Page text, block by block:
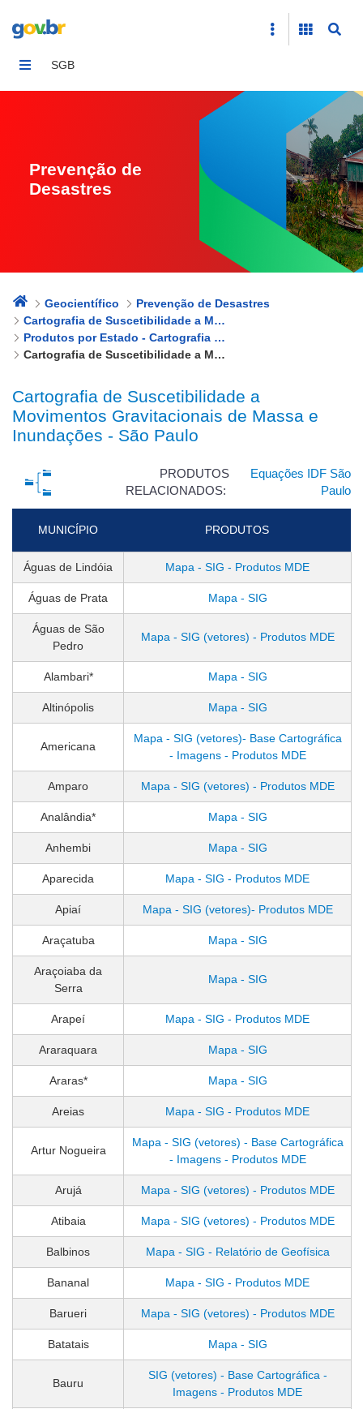
SGB
Prevenção de
Desastres
Geocientífico
Prevenção de Desastres
Cartografia de Suscetibilidade a Movimentos Gravitacionais de Massa e Inundações
Produtos por Estado - Cartografia de Suscetibilidade a Movimentos Gravitacionais de Massa e Inundações
Cartografia de Suscetibilidade a Movimentos Gravitacionais de Massa e Inundações - São Paulo
Cartografia de Suscetibilidade a
Movimentos Gravitacionais de Massa e
Inundações - São Paulo
PRODUTOS
RELACIONADOS:
Equações IDF São
Paulo
MUNICÍPIO PRODUTOS
Águas de Lindóia Mapa - SIG - Produtos MDE
Águas de Prata Mapa - SIG
Águas de São
Pedro
Mapa - SIG (vetores) - Produtos MDE
Alambari* Mapa - SIG
Altinópolis Mapa - SIG
Americana
Mapa - SIG (vetores)- Base Cartográfica
- Imagens - Produtos MDE
Amparo Mapa - SIG (vetores) - Produtos MDE
Analândia* Mapa - SIG
Anhembi Mapa - SIG
Aparecida Mapa - SIG - Produtos MDE
Apiaí Mapa - SIG (vetores)- Produtos MDE
Araçatuba Mapa - SIG
Araçoiaba da
Serra
Mapa - SIG
Arapeí Mapa - SIG - Produtos MDE
Araraquara Mapa - SIG
Araras* Mapa - SIG
Areias Mapa - SIG - Produtos MDE
Artur Nogueira
Mapa - SIG (vetores) - Base Cartográfica
- Imagens - Produtos MDE
Arujá Mapa - SIG (vetores) - Produtos MDE
Atibaia Mapa - SIG (vetores) - Produtos MDE
Balbinos Mapa - SIG - Relatório de Geofísica
Bananal Mapa - SIG - Produtos MDE
Barueri Mapa - SIG (vetores) - Produtos MDE
Batatais Mapa - SIG
Bauru
SIG (vetores) - Base Cartográfica -
Imagens - Produtos MDE